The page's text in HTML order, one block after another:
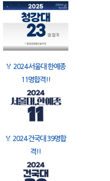
🏅 2024 서울대 한예종
11명합격!!
🏅 2024 건국대 39명합
격!!